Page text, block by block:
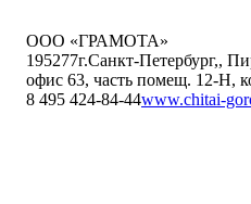
ООО «ГРАМОТА»
195277г.Санкт-Петербург,,
офис 63, часть помещ. 12-Н,
8 495 424-84-44www.chitai-